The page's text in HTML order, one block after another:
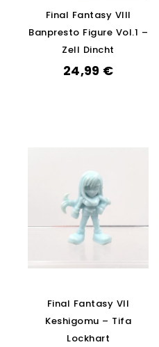
Final Fantasy VIII
Banpresto Figure Vol.1 –
Zell Dincht
24,99 €
Final Fantasy VII
Keshigomu – Tifa
Lockhart